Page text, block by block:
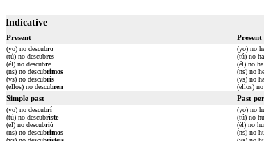
Indicative
Present
(yo) no descubro
(tú) no descubres
(él) no descubre
(ns) no descubrimos
(vs) no descubrís
(ellos) no descubren
(yo) no
(tú) no
(él) no
(ns) no
(vs) no
(ellos) no
Simple past Past
(yo) no descubrí
(tú) no descubriste
(él) no descubrió
(ns) no descubrimos
(yo) no
(tú) no
(él) no
(ns) no